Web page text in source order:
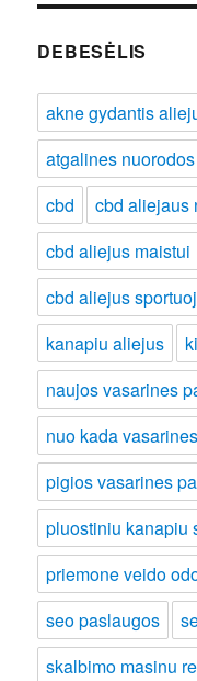
DEBESĖLIS
akne gydantis
atgalines nuorodos
cbd
cbd aliejaus
cbd aliejus maistui
cbd aliejus
kanapiu aliejus
naujos vasarines
nuo kada
pigios vasarines
pluostiniu kanapiu
priemone veido
seo paslaugos
skalbimo masinu